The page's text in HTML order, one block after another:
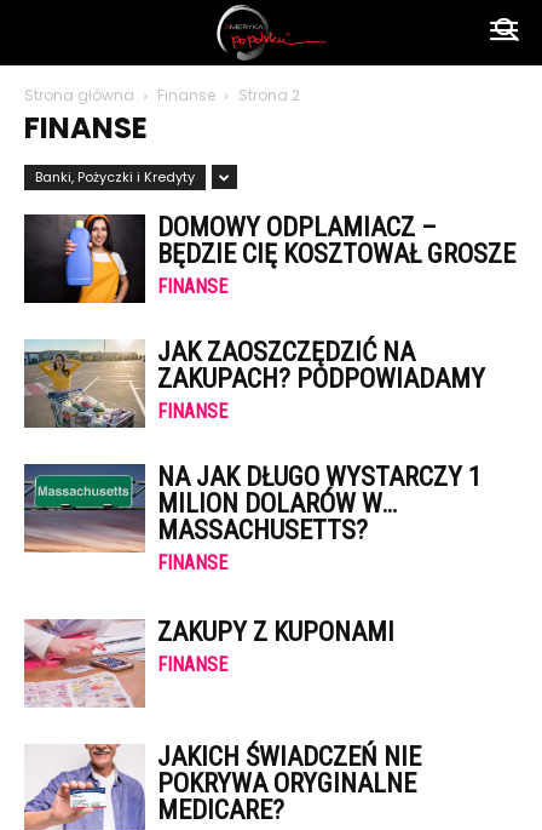
Strona główna Finanse Strona 2
FINANSE
Banki, Pożyczki i Kredyty
DOMOWY ODPLAMIACZ –
BĘDZIE CIĘ KOSZTOWAŁ GROSZE
FINANSE
JAK ZAOSZCZĘDZIĆ NA
ZAKUPACH? PODPOWIADAMY
FINANSE
NA JAK DŁUGO WYSTARCZY 1
MILION DOLARÓW W…
MASSACHUSETTS?
FINANSE
ZAKUPY Z KUPONAMI
FINANSE
JAKICH ŚWIADCZEŃ NIE
POKRYWA ORYGINALNE
MEDICARE?